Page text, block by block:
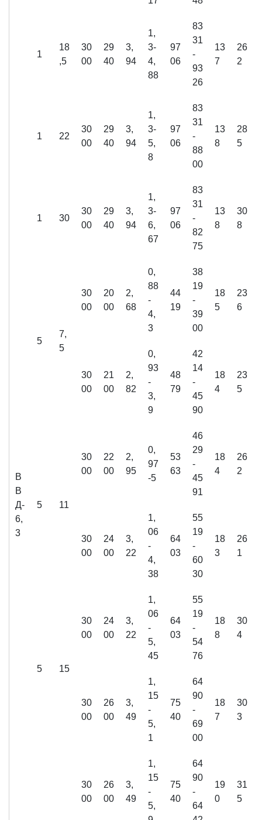
В
В
Д-
6,
3
1
18
,5
30
00
29
40
3,
94
1,
3-
4,
88
97
06
83
31
-
93
26
13
7
26
2
1 22
30
00
29
40
3,
94
1,
3-
5,
8
97
06
83
31
-
88
00
13
8
28
5
1 30
30
00
29
40
3,
94
1,
3-
6,
67
97
06
83
31
-
82
75
13
8
30
8
5
7,
5
30
00
20
00
2,
68
0,
88
-
4,
3
44
19
38
19
-
39
00
18
5
23
6
30
00
21
00
2,
82
0,
93
-
3,
9
48
79
42
14
-
45
90
18
4
23
5
5 11
30
00
22
00
2,
95
0,
97
-5
53
63
46
29
-
45
91
18
4
26
2
30
00
24
00
3,
22
1,
06
-
4,
38
64
03
55
19
-
60
30
18
3
26
1
5 15
30
00
24
00
3,
22
1,
06
-
5,
45
64
03
55
19
-
54
76
18
8
30
4
30
00
26
00
3,
49
1,
15
-
5,
1
75
40
64
90
-
69
00
18
7
30
3
30
00
26
00
3,
49
1,
15
-
5,
75
40
64
90
-
64
19
0
31
5